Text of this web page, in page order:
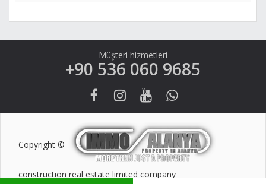
Müşteri hizmetleri
+90 536 060 9685
Copyright ©
construction real estate limited company